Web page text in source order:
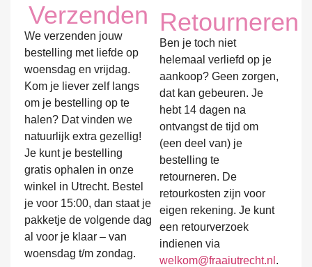
Verzenden
We verzenden jouw
bestelling met liefde op
woensdag en vrijdag.
Kom je liever zelf langs
om je bestelling op te
halen? Dat vinden we
natuurlijk extra gezellig!
Je kunt je bestelling
gratis ophalen in onze
winkel in Utrecht. Bestel
je voor 15:00, dan staat je
pakketje de volgende dag
al voor je klaar – van
woensdag t/m zondag.
Retourneren
Ben je toch niet
helemaal verliefd op je
aankoop? Geen zorgen,
dat kan gebeuren. Je
hebt 14 dagen na
ontvangst de tijd om
(een deel van) je
bestelling te
retourneren. De
retourkosten zijn voor
eigen rekening. Je kunt
een retourverzoek
indienen via
welkom@fraaiutrecht.nl .